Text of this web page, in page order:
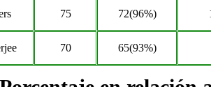
75 72(96%)
70 65(93%)